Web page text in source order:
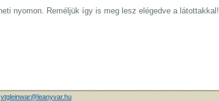
nyomon. Reméljük így is meg lesz elégedve a látottakkal!
vtgleinwar@leanyvar.hu